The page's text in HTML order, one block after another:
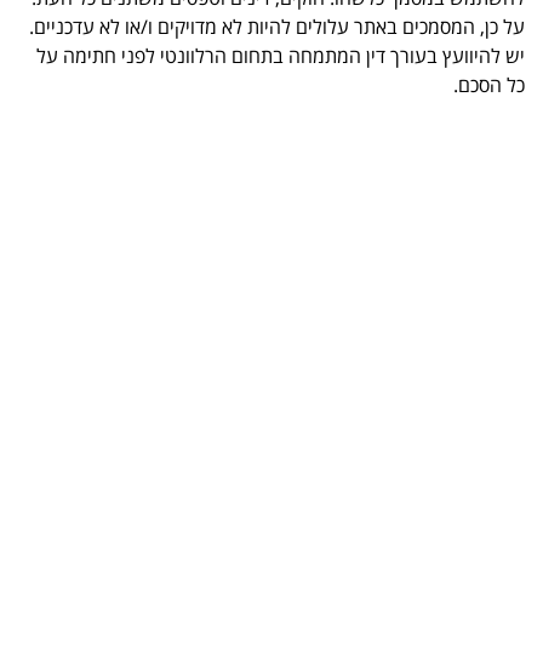
על כן, המסמכים באתר עלולים להיות לא מדויקים ו/או לא עדכניים.
יש להיוועץ בעורך דין המתמחה בתחום הרלוונטי לפני חתימה על
כל הסכם.